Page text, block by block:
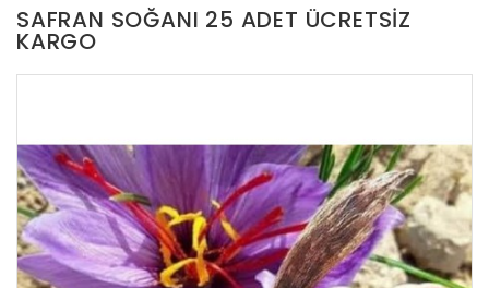
SAFRAN SOĞANI 25 ADET ÜCRETSİZ
KARGO